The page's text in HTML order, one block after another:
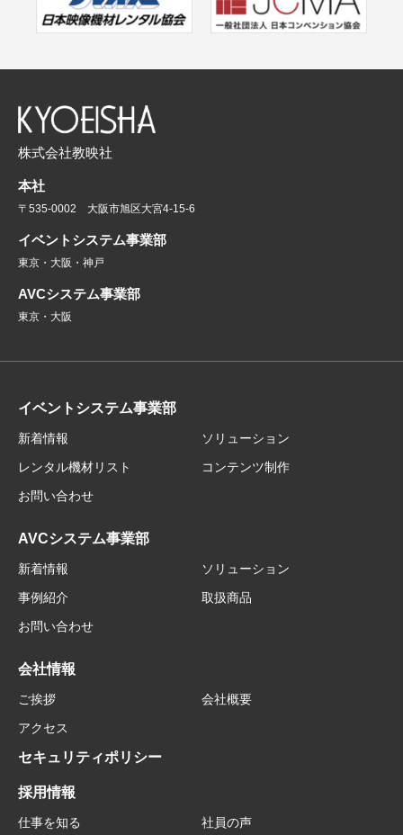
株式会社教映社
本社
〒535-0002 大阪市旭区大宮4-15-6
イベントシステム事業部
東京・大阪・神戸
AVCシステム事業部
東京・大阪
イベントシステム事業部
新着情報
ソリューション
レンタル機材リスト
コンテンツ制作
お問い合わせ
AVCシステム事業部
新着情報
ソリューション
事例紹介
取扱商品
お問い合わせ
会社情報
ご挨拶
会社概要
アクセス
セキュリティポリシー
採用情報
仕事を知る 社員の声